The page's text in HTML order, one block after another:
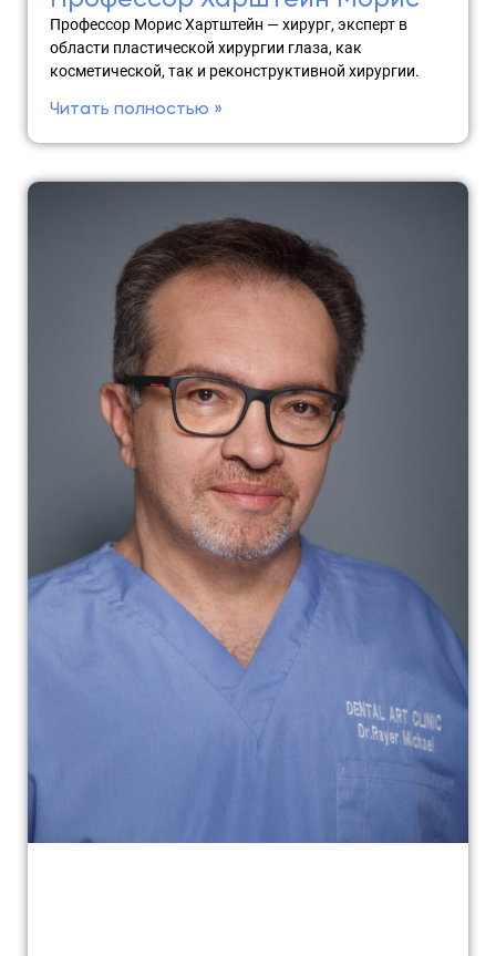
Профессор Морис Хартштейн — хирург, эксперт в
области пластической хирургии глаза, как
косметической, так и реконструктивной хирургии.
Читать полностью »